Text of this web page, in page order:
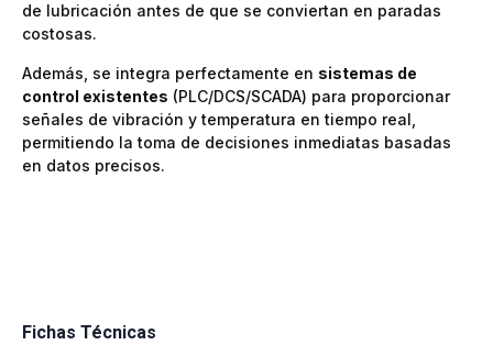
de lubricación antes de que se conviertan en paradas
costosas.
Además, se integra perfectamente en sistemas de
control existentes (PLC/DCS/SCADA) para proporcionar
señales de vibración y temperatura en tiempo real,
permitiendo la toma de decisiones inmediatas basadas
en datos precisos.
Fichas Técnicas